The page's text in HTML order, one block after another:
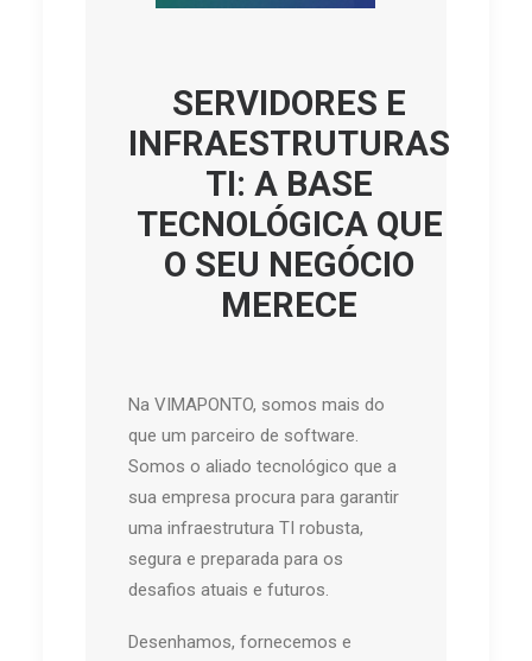
SERVIDORES E
INFRAESTRUTURAS
TI: A BASE
TECNOLÓGICA QUE
O SEU NEGÓCIO
MERECE
Na VIMAPONTO, somos mais do
que um parceiro de software.
Somos o aliado tecnológico que a
sua empresa procura para garantir
uma infraestrutura TI robusta,
segura e preparada para os
desafios atuais e futuros.
Desenhamos, fornecemos e